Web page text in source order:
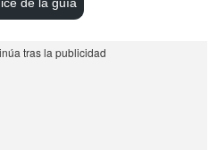
de la guía